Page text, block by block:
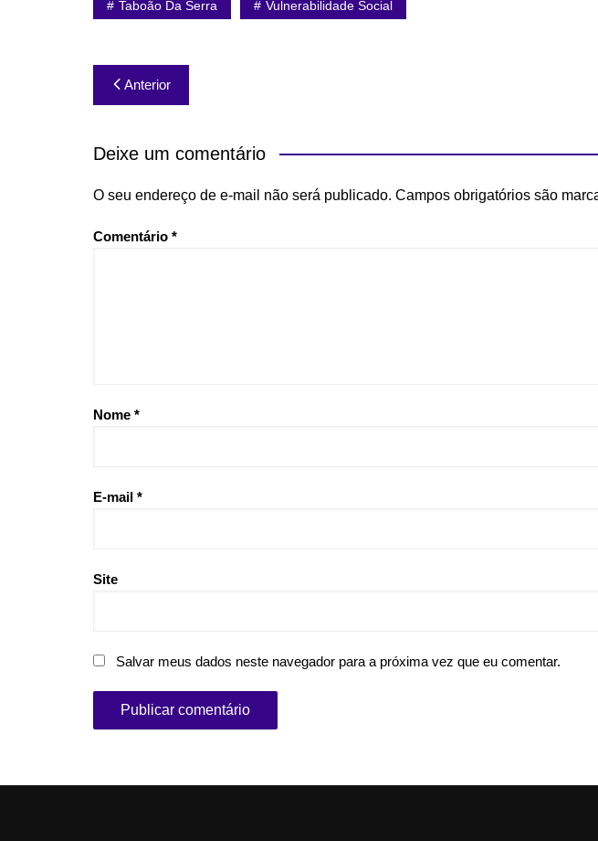
Taboão Da Serra Vulnerabilidade Social
Navegação
de
Post
Anterior
Deixe um comentário
O seu endereço de e-mail não será publicado. Campos obrigatórios são
Comentário *
Nome *
E-mail *
Site
Salvar meus dados neste navegador para a próxima vez que eu comentar.